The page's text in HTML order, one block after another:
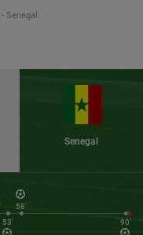
Senegal
Senegal
58'
53'
90'